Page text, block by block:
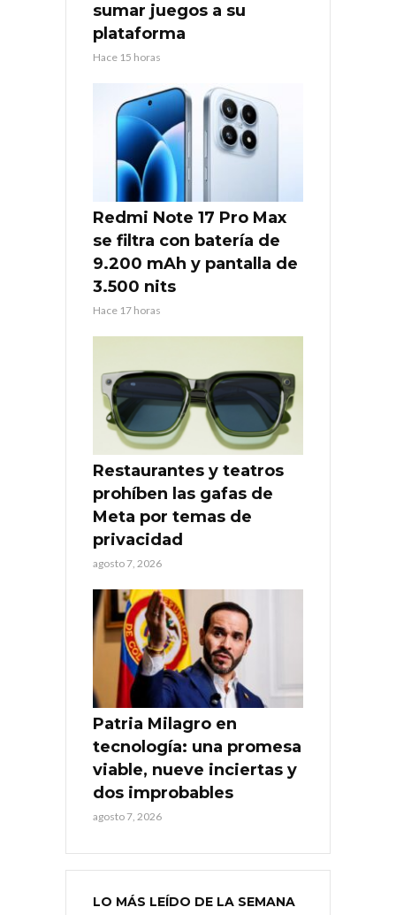
sumar juegos a su
plataforma
Hace 15 horas
Redmi Note 17 Pro Max
se filtra con batería de
9.200 mAh y pantalla de
3.500 nits
Hace 17 horas
Restaurantes y teatros
prohíben las gafas de
Meta por temas de
privacidad
agosto 7, 2026
Patria Milagro en
tecnología: una promesa
viable, nueve inciertas y
dos improbables
agosto 7, 2026
LO MÁS LEÍDO DE LA SEMANA